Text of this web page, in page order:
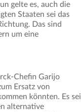
gelte es, auch die
Staaten sei das
Das sind
um eine
Chefin Garijo
Ersatz von
könnten. Es sei
alternative